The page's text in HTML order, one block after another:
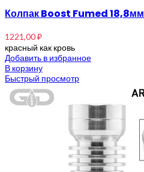
Колпак Boost Fumed 18,8мм
1221,00₽
красный как кровь
Добавить в избранное
В корзину
Быстрый просмотр